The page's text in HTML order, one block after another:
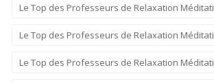
Le Top des Professeurs de Relaxation
Le Top des Professeurs de Relaxation
Le Top des Professeurs de Relaxation